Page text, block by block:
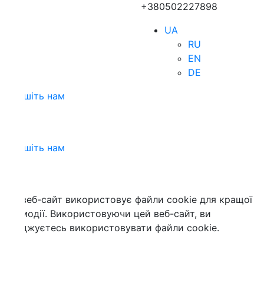
+380502227898
нам
нам
сайт використовує файли cookie для кращої
Використовуючи цей веб-сайт, ви
використовувати файли cookie.